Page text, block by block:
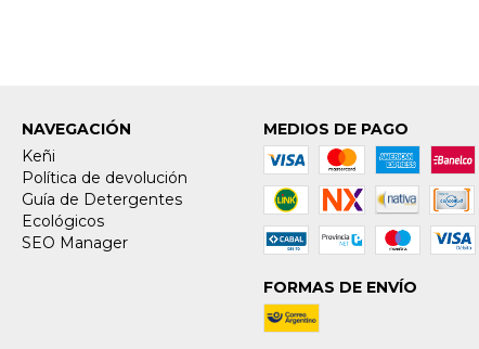
NAVEGACIÓN
Keñi
Política de devolución
Guía de Detergentes
Ecológicos
SEO Manager
MEDIOS DE PAGO
FORMAS DE ENVÍO